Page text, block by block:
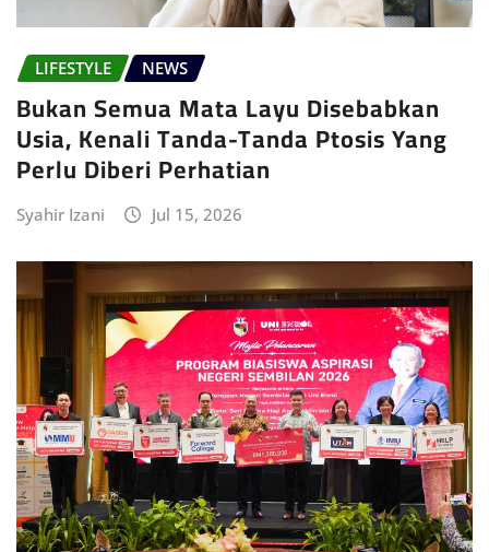
LIFESTYLE NEWS
Bukan Semua Mata Layu Disebabkan
Usia, Kenali Tanda-Tanda Ptosis Yang
Perlu Diberi Perhatian
Syahir Izani Jul 15, 2026